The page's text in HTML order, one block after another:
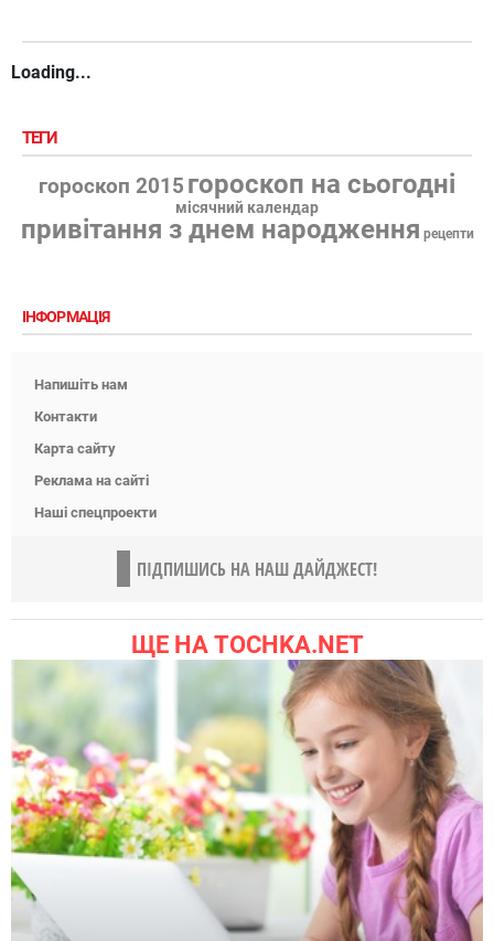
Loading...
ТЕГИ
гороскоп 2015 гороскоп на сьогодні
місячний календар
привітання з днем народження рецепти
ІНФОРМАЦІЯ
Напишіть нам
Контакти
Карта сайту
Реклама на сайті
Наші спецпроекти
ПІДПИШИСЬ НА НАШ ДАЙДЖЕСТ!
ЩЕ НА TOCHKA.NET